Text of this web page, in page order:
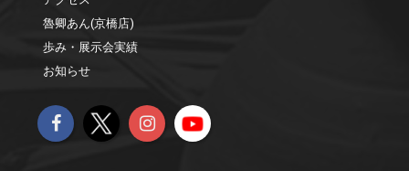
魯卿あん(京橋店)
歩み・展示会実績
お知らせ